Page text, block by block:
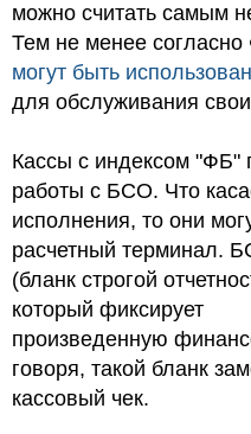
можно считать самым
Тем не менее
могут быть
для обслуживания
Кассы с индексом "ФБ"
работы с БСО. Что
исполнения, то они
расчетный терминал.
(бланк строгой
который фиксирует
произведенную
говоря, такой бланк
кассовый чек.